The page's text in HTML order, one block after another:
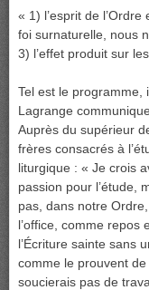
« 1) l’esprit de
foi surnaturelle, nous
3) l’effet produit sur
Tel est le programme,
Lagrange
Auprès du supérieur
frères consacrés à
liturgique : « Je crois
passion pour l’étude,
pas, dans notre
l’office, comme repos
l’Écriture sainte sans
comme le prouvent
soucierais pas de